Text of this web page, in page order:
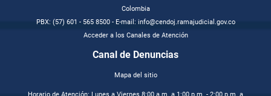
Colombia
PBX: (57) 601 - 565 8500 - E-mail: info@cendoj.ramajudicial.gov.co
Acceder a los Canales de Atención
Canal de Denuncias
Mapa del sitio
Horario de Atención: Lunes a Viernes 8:00 a.m. a 1:00 p.m. - 2:00 p.m. a